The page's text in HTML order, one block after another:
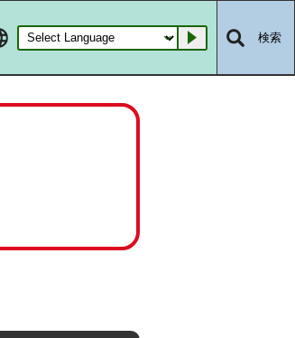
Go 検索